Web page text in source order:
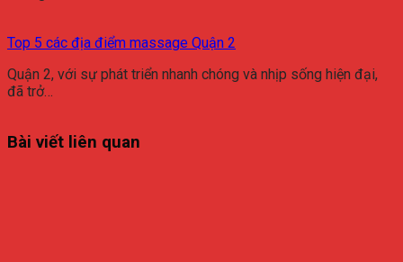
Top 5 các địa điểm massage Quận 2
Quận 2, với sự phát triển nhanh chóng và nhịp sống hiện đại,
đã trở…
Bài viết liên quan